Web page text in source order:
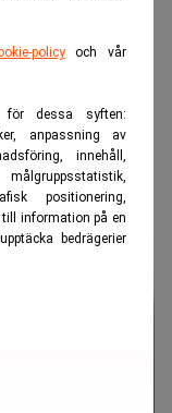
policyoch vår
för dessa syften:
anpassning av
innehåll,
positionering,
information på en
bedrägerier